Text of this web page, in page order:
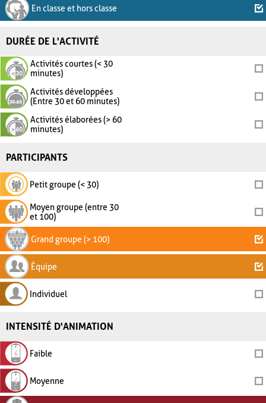
En classe et hors classe
DURÉE DE L'ACTIVITÉ
Activités courtes (< 30
minutes)
Activités développées
(Entre 30 et 60 minutes)
Activités élaborées (> 60
minutes)
PARTICIPANTS
Petit groupe (< 30)
Moyen groupe (entre 30
et 100)
Grand groupe (> 100)
Équipe
Individuel
INTENSITÉ D'ANIMATION
Faible
Moyenne